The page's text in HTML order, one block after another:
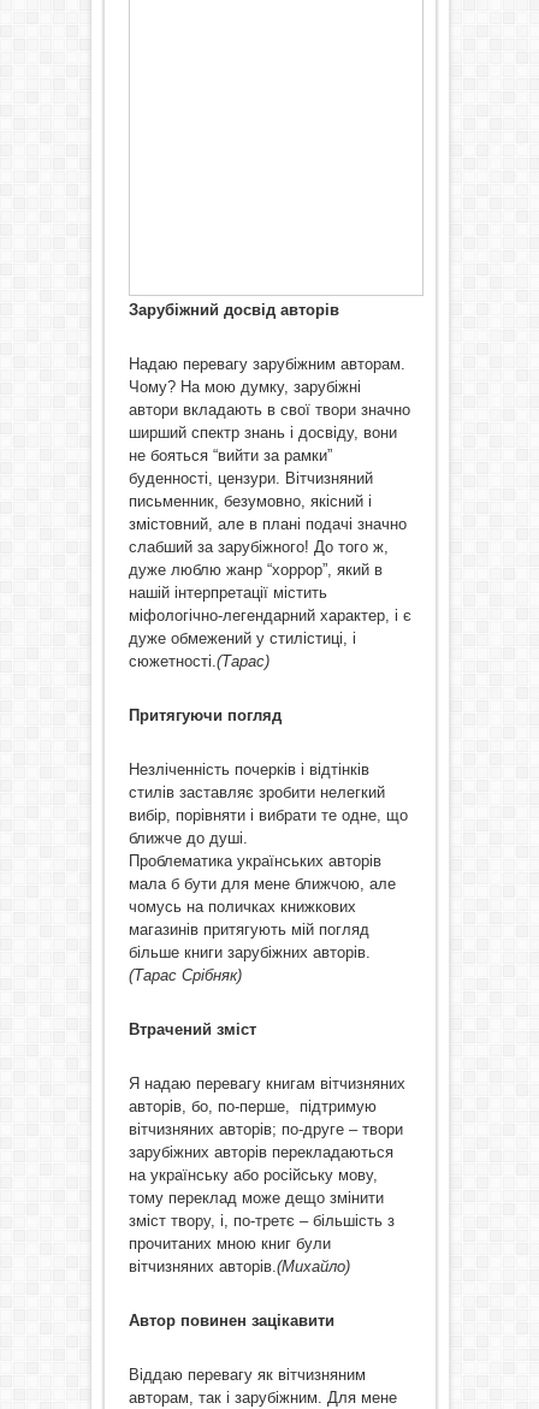
Зарубіжний досвід авторів
Надаю перевагу зарубіжним авторам.
Чому? На мою думку, зарубіжні
автори вкладають в свої твори значно
ширший спектр знань і досвіду, вони
не бояться “вийти за рамки”
буденності, цензури. Вітчизняний
письменник, безумовно, якісний і
змістовний, але в плані подачі значно
слабший за зарубіжного! До того ж,
дуже люблю жанр “хоррор”, який в
нашій інтерпретації містить
міфологічно-легендарний характер, і є
дуже обмежений у стилістиці, і
сюжетності.(Тарас)
Притягуючи погляд
Незліченність почерків і відтінків
стилів заставляє зробити нелегкий
вибір, порівняти і вибрати те одне, що
ближче до душі.
Проблематика українських авторів
мала б бути для мене ближчою, але
чомусь на поличках книжкових
магазинів притягують мій погляд
більше книги зарубіжних авторів.
(Тарас Срібняк)
Втрачений зміст
Я надаю перевагу книгам вітчизняних
авторів, бо, по-перше, підтримую
вітчизняних авторів; по-друге – твори
зарубіжних авторів перекладаються
на українську або російську мову,
тому переклад може дещо змінити
зміст твору, і, по-третє – більшість з
прочитаних мною книг були
вітчизняних авторів.(Михайло)
Автор повинен зацікавити
Віддаю перевагу як вітчизняним
авторам, так і зарубіжним. Для мене